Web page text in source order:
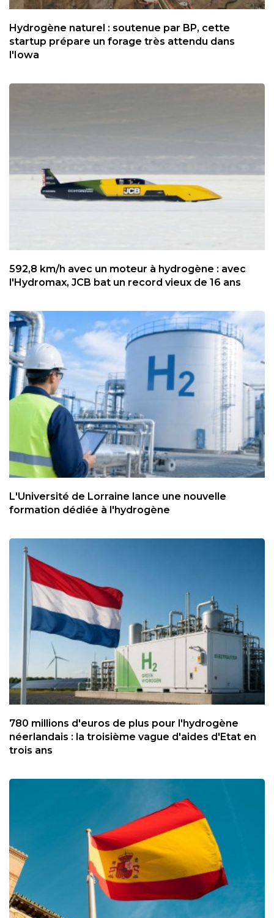
Hydrogène naturel : soutenue par BP, cette
startup prépare un forage très attendu dans
l'Iowa
592,8 km/h avec un moteur à hydrogène : avec
l'Hydromax, JCB bat un record vieux de 16 ans
L'Université de Lorraine lance une nouvelle
formation dédiée à l'hydrogène
780 millions d'euros de plus pour l'hydrogène
néerlandais : la troisième vague d'aides d'Etat en
trois ans